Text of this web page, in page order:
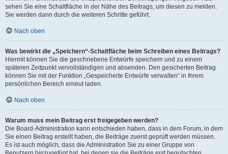
sehen Sie eine Schaltfläche in der Nähe des Beitrags, um diesen zu melden.
Sie werden dann durch die weiteren Schritte geführt.
Nach oben
Was bewirkt die „Speichern“-Schaltfläche beim Schreiben eines Beitrags?
Hiermit können Sie die geschriebene Entwürfe speichern und zu einem
späteren Zeitpunkt vervollständigen und absenden. Den gesicherten Beitrag
können Sie mit der Funktion „Gespeicherte Entwürfe verwalten“ in Ihrem
persönlichen Bereich erneut laden.
Nach oben
Warum muss mein Beitrag erst freigegeben werden?
Die Board-Administration kann entschieden haben, dass in dem Forum, in dem
Sie einen Beitrag erstellt haben, die Beiträge zuerst geprüft werden müssen.
Es ist auch möglich, dass die Administration Sie zu einer Gruppe von